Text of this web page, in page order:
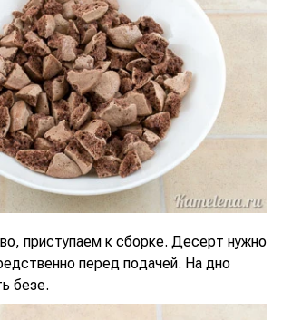
приступаем к сборке. Десерт нужно
перед подачей. На дно
безе.